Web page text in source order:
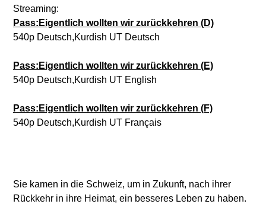
Streaming:
Pass:Eigentlich wollten wir zurückkehren (D)
540p Deutsch,Kurdish UT Deutsch
Pass:Eigentlich wollten wir zurückkehren (E)
540p Deutsch,Kurdish UT English
Pass:Eigentlich wollten wir zurückkehren (F)
540p Deutsch,Kurdish UT Français
Sie kamen in die Schweiz, um in Zukunft, nach ihrer
Rückkehr in ihre Heimat, ein besseres Leben zu haben.